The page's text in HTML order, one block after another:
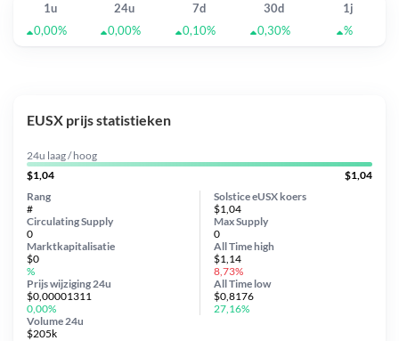
1u 24u 7d 30d
1j
0,00%
0,00% 0,10% 0,30% %
EUSX prijs statistieken
24u laag / hoog
$1,04
$1,04
Solstice eUSX koers
$1,04
Circulating Supply
0
Prijs wijziging 24u
$0,00001311
0,00%
Max Supply
0
Marktkapitalisatie
$0
%
Volume 24u
$205k
Rang
#
All Timehigh
$1,14
8,73%
All Time low
$0,8176
27,16%